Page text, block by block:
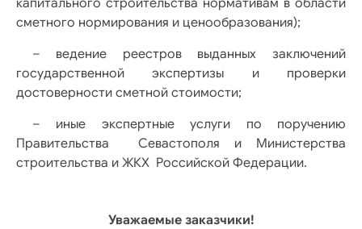
капитального строительства нормативам в области
сметного нормирования и ценообразования);
– ведение реестров выданных заключений
государственной экспертизы и проверки
достоверности сметной стоимости;
– иные экспертные услуги по поручению
Правительства Севастополя и Министерства
строительства и ЖКХ Российской Федерации.
Уважаемые заказчики!